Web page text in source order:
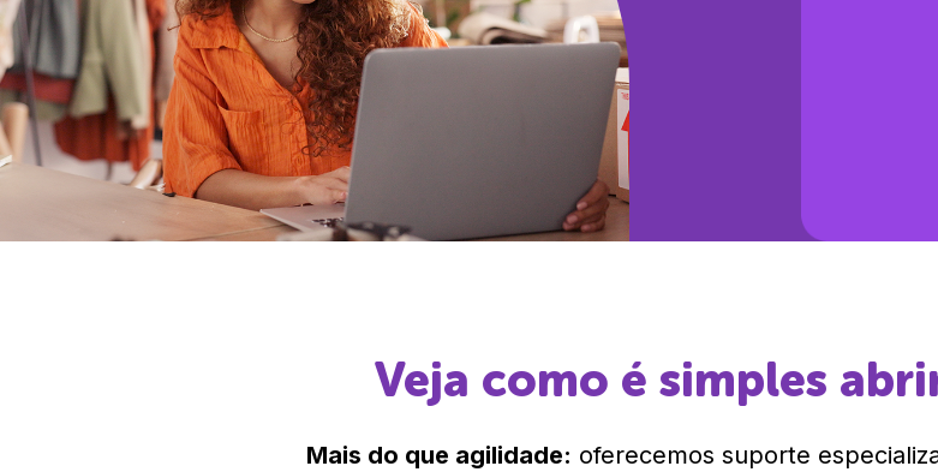
Veja como é simples
Mais do que agilidade: oferecemos suporte